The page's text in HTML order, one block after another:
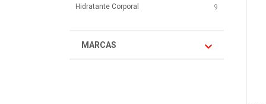
Hidratante Corporal 9
MARCAS